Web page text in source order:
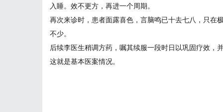
入睡。效不更方，再进一个周期。
再次来诊时，患者面露喜色，言脑鸣已十去七八，只在
不少。
后续李医生稍调方药，嘱其续服一段时日以巩固疗效，
这就是基本医案情况。